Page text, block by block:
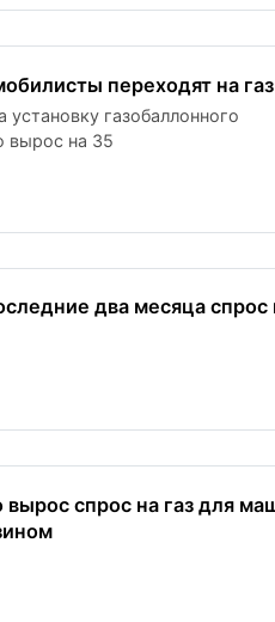
переходят на газ
газобаллонного
вырос на 35
два месяца спрос
спрос на газ для